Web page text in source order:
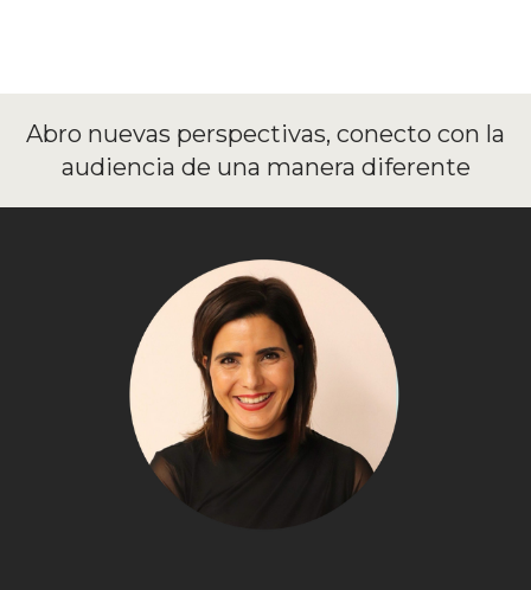
Abro nuevas perspectivas, conecto con la
audiencia de una manera diferente